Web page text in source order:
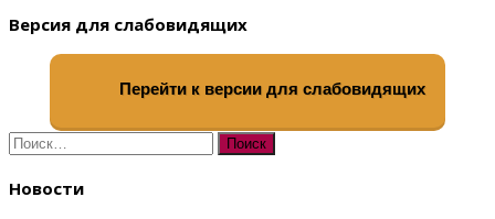
Версия для слабовидящих
Перейти к версии для слабовидящих
Найти:
Новости